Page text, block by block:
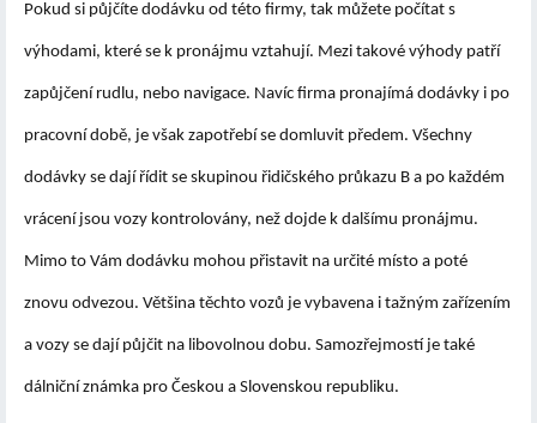
Pokud si půjčíte dodávku od této firmy, tak můžete počítat s
výhodami, které se k pronájmu vztahují. Mezi takové výhody patří
zapůjčení rudlu, nebo navigace. Navíc firma pronajímá dodávky i po
pracovní době, je však zapotřebí se domluvit předem. Všechny
dodávky se dají řídit se skupinou řidičského průkazu B a po každém
vrácení jsou vozy kontrolovány, než dojde k dalšímu pronájmu.
Mimo to Vám dodávku mohou přistavit na určité místo a poté
znovu odvezou. Většina těchto vozů je vybavena i tažným zařízením
a vozy se dají půjčit na libovolnou dobu. Samozřejmostí je také
dálniční známka pro Českou a Slovenskou republiku.